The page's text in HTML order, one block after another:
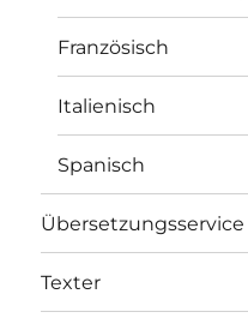
Französisch
Italienisch
Spanisch
Übersetzungsservice
Texter